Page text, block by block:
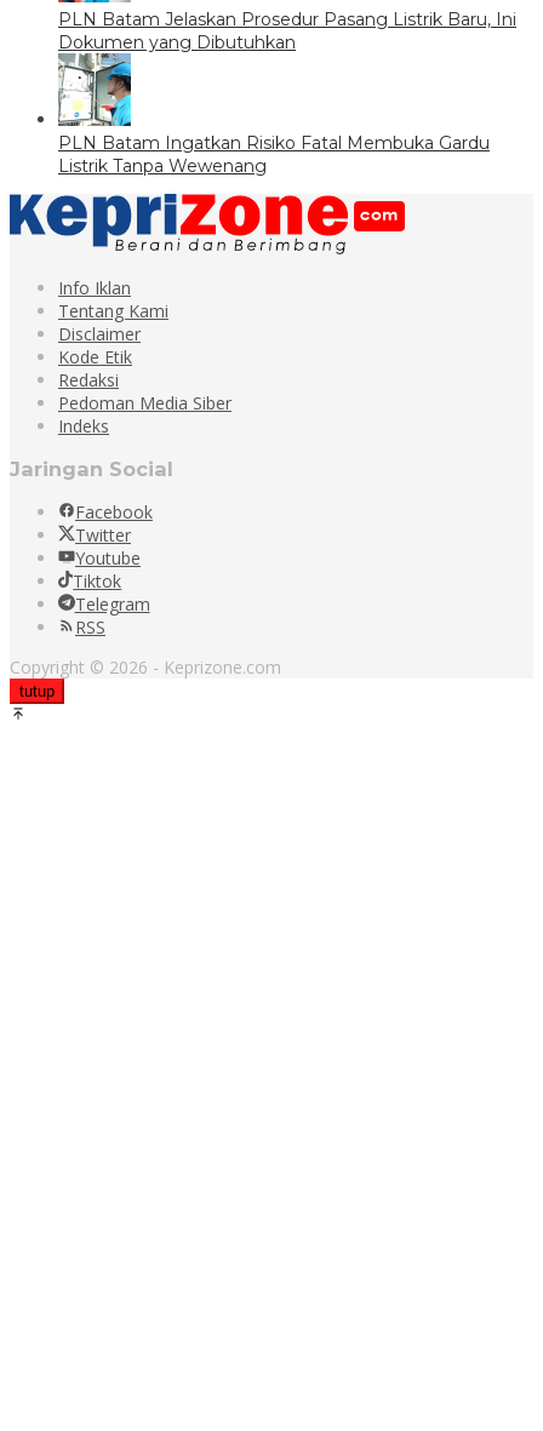
PLN Batam Jelaskan Prosedur Pasang Listrik Baru, Ini
Dokumen yang Dibutuhkan
PLN Batam Ingatkan Risiko Fatal Membuka Gardu
Listrik Tanpa Wewenang
Info Iklan
Tentang Kami
Disclaimer
Kode Etik
Redaksi
Pedoman Media Siber
Indeks
Jaringan Social
Facebook
Twitter
Youtube
Tiktok
Telegram
RSS
Copyright © 2026 - Keprizone.com
tutup